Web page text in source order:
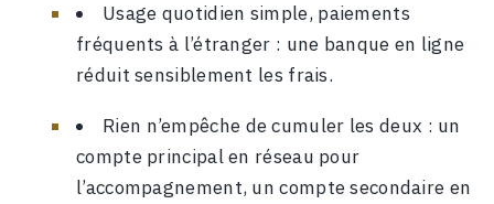
Usage quotidien simple, paiements
fréquents à l’étranger : une banque en ligne
réduit sensiblement les frais.
Rien n’empêche de cumuler les deux : un
compte principal en réseau pour
l’accompagnement, un compte secondaire en